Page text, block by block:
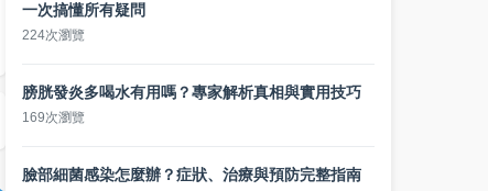
一次搞懂所有疑問
224次瀏覽
膀胱發炎多喝水有用嗎？專家解析真相與實用技巧
169次瀏覽
臉部細菌感染怎麼辦？症狀、治療與預防完整指南